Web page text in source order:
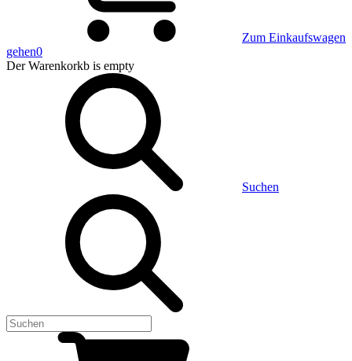
Zum Einkaufswagen
gehen0
Der Warenkorkb is empty
Suchen